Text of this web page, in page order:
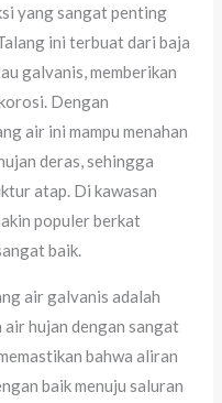
yang sangat penting
ini terbuat dari baja
galvanis, memberikan
Dengan
air ini mampu menahan
deras, sehingga
atap. Di kawasan
populer berkat
baik.
air galvanis adalah
air hujan dengan sangat
bahwa aliran
baik menuju saluran